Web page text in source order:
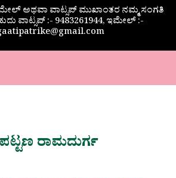
ಅಥವಾ ವಾಟ್ಸಪ್ ಮುಖಾಂತರ ನಮ್ಮ ಸಂಗತಿ
ವಾಟ್ಸಪ್‌ :- 9483261944, ಇಮೇಲ್ :-
ರಾಮದುರ್ಗ